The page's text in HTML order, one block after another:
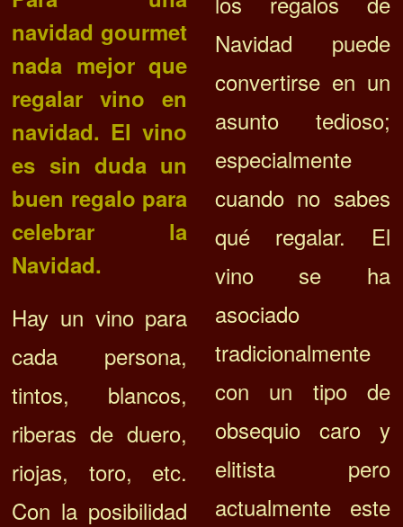
navidad gourmet
nada mejor que
regalar vino en
navidad. El vino
es sin duda un
buen regalo para
celebrar la
Navidad.
Hay un vino para
cada persona,
tintos, blancos,
riberas de duero,
riojas, toro, etc.
Con la posibilidad
Navidad puede
convertirse en un
asunto tedioso;
especialmente
cuando no sabes
qué regalar. El
vino se ha
asociado
tradicionalmente
con un tipo de
obsequio caro y
elitista pero
actualmente este